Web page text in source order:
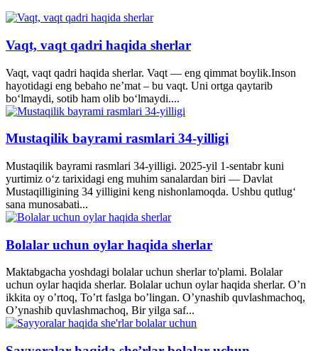
Vaqt, vaqt qadri haqida sherlar
Vaqt, vaqt qadri haqida sherlar. Vaqt — eng qimmat boylik.Inson
hayotidagi eng bebaho ne’mat – bu vaqt. Uni ortga qaytarib
bo‘lmaydi, sotib ham olib bo‘lmaydi....
Mustaqilik bayrami rasmlari 34-yilligi
Mustaqilik bayrami rasmlari 34-yilligi. 2025-yil 1-sentabr kuni
yurtimiz o‘z tarixidagi eng muhim sanalardan biri — Davlat
Mustaqilligining 34 yilligini keng nishonlamoqda. Ushbu qutlug‘
sana munosabati...
Bolalar uchun oylar haqida sherlar
Maktabgacha yoshdagi bolalar uchun sherlar to'plami. Bolalar
uchun oylar haqida sherlar. Bolalar uchun oylar haqida sherlar. O’n
ikkita oy o’rtoq, To’rt faslga bo’lingan. O’ynashib quvlashmachoq,
O’ynashib quvlashmachoq, Bir yilga saf...